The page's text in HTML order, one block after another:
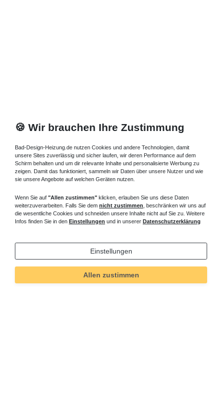
🍪 Wir brauchen Ihre Zustimmung
Bad-Design-Heizung.de nutzen Cookies und andere Technologien, damit
unsere Sites zuverlässig und sicher laufen, wir deren Performance auf dem
Schirm behalten und um dir relevante Inhalte und personalisierte Werbung zu
zeigen. Damit das funktioniert, sammeln wir Daten über unsere Nutzer und wie
sie unsere Angebote auf welchen Geräten nutzen.
Wenn Sie auf "Allen zustimmen" klicken, erlauben Sie uns diese Daten
weiterzuverarbeiten. Falls Sie dem nicht zustimmen , beschränken wir uns auf
die wesentliche Cookies und schneiden unsere Inhalte nicht auf Sie zu. Weitere
Infos finden Sie in den Einstellungen und in unserer Datenschutzerklärung
Einstellungen
Allen zustimmen